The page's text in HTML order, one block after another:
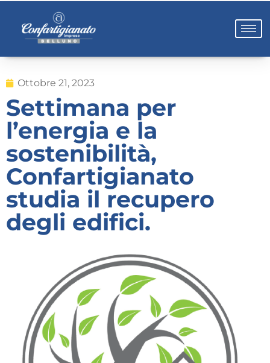
Ottobre 21, 2023
Settimana per
l’energia e la
sostenibilità,
Confartigianato
studia il recupero
degli edifici.